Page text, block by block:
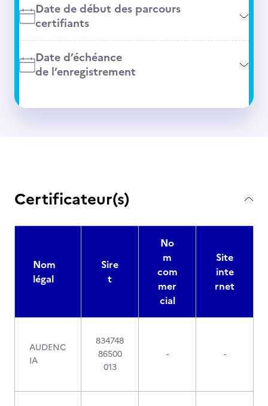
Date de début des parcours
certifiants
Date d’échéance
de l’enregistrement
Certificateur(s)
Nom
légal
Sire
t
No
m
com
mer
cial
Site
inte
rnet
AUDENC
IA
834748
86500
013
- -